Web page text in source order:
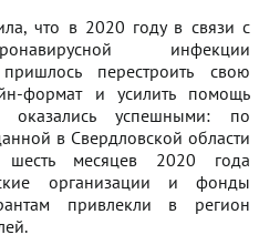
что в 2020 году в связи с
инфекции
перестроить свою
формат и усилить помощь
оказались успешными: по
в Свердловской области
месяцев 2020 года
организации и фонды
привлекли в регион